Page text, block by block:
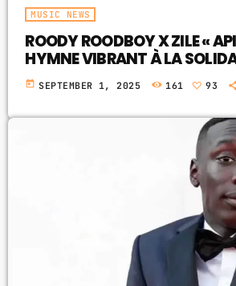
MUSIC NEWS
ROODY ROODBOY X ZILE « APIYE » UN
HYMNE VIBRANT À LA
today SEPTEMBER 1, 2025 161 93